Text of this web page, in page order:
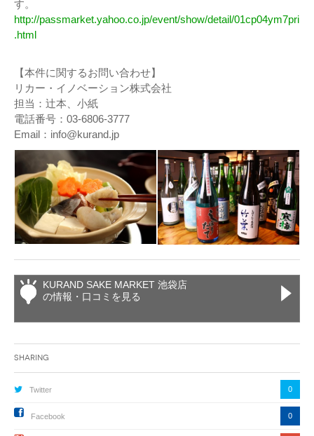
す。
http://passmarket.yahoo.co.jp/event/show/detail/01cp04ym7pri
.html
【本件に関するお問い合わせ】
リカー・イノベーション株式会社
担当：辻本、小紙
電話番号：03-6806-3777
Email：info@kurand.jp
KURAND SAKE MARKET 池袋店
の情報・口コミを見る
Sharing
Twitter 0
Facebook 0